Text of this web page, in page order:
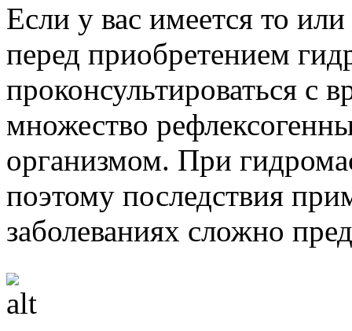
Если у вас имеется то
перед приобретением
проконсультироваться с
множество
организмом. При
поэтому последствия
заболеваниях сложно